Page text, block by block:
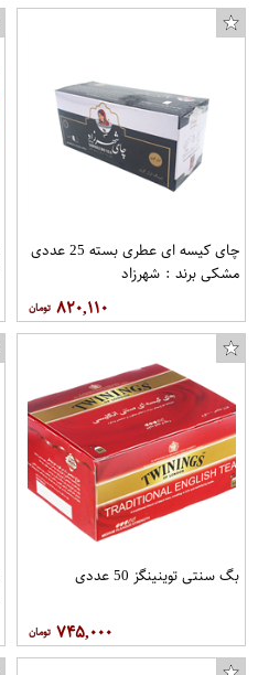
چای کیسه ای عطری بسته 25 عددی
مشکی برند : شهرزاد
۸۲۰,۱۱۰
بگ سنتی توینینگز 50 عددی
۷۴۵,۰۰۰